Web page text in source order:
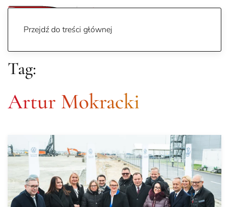
Przejdź do treści głównej
Tag:
Artur Mokracki